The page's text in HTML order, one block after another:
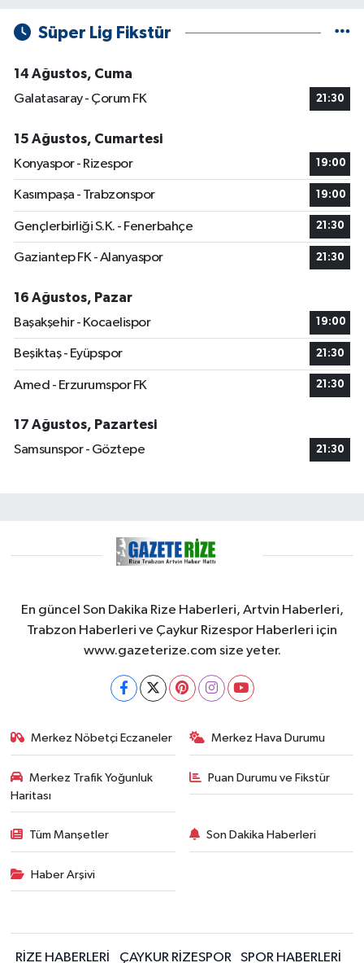
Süper Lig Fikstür
14 Ağustos, Cuma
Galatasaray - Çorum FK
21:30
15 Ağustos, Cumartesi
Konyaspor - Rizespor
19:00
Kasımpaşa - Trabzonspor 19:00
Gençlerbirliği S.K. - Fenerbahçe 21:30
Gaziantep FK - Alanyaspor 21:30
16 Ağustos, Pazar
Başakşehir - Kocaelispor
19:00
Beşiktaş - Eyüpspor 21:30
Amed - Erzurumspor FK 21:30
17 Ağustos, Pazartesi
Samsunspor - Göztepe
21:30
En güncel Son Dakika Rize Haberleri, Artvin Haberleri,
Trabzon Haberleri ve Çaykur Rizespor Haberleri için
www.gazeterize.com size yeter.
Merkez Nöbetçi Eczaneler Merkez Hava Durumu
Merkez Trafik Yoğunluk
Haritası
Puan Durumu ve Fikstür
Tüm Manşetler Son Dakika Haberleri
Haber Arşivi
RİZE HABERLERİ ÇAYKUR RİZESPOR SPOR HABERLERİ